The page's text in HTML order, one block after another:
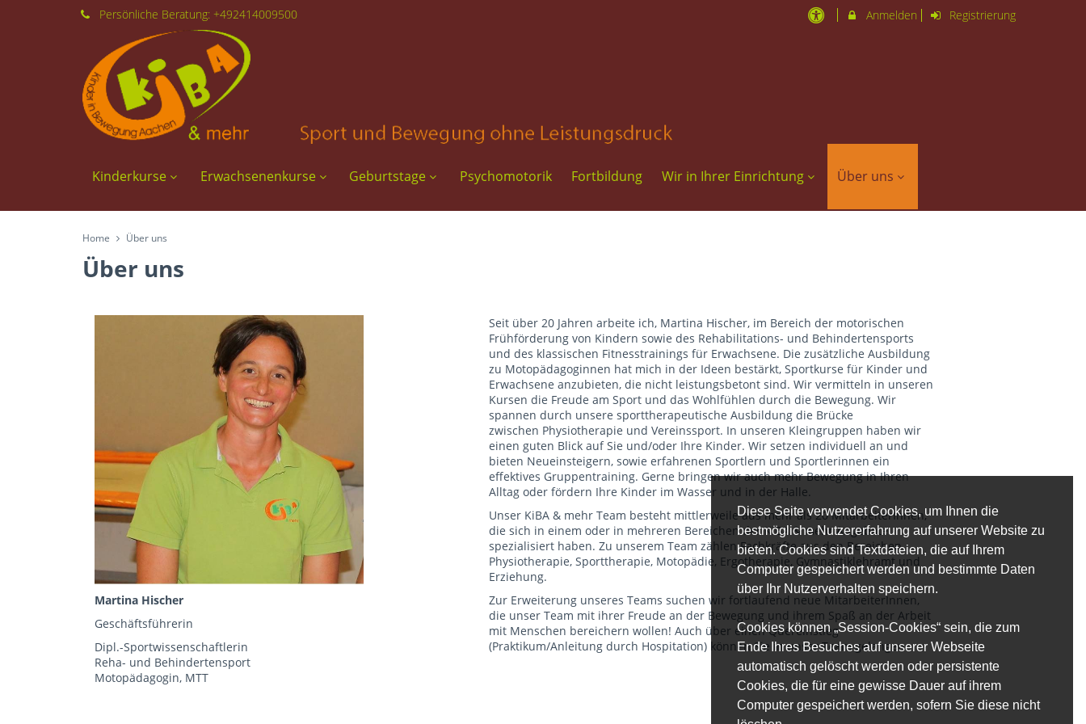
Diese Seite verwendet Cookies, um Ihnen die
bestmögliche Nutzererfahrung auf unserer Website zu
bieten. Cookies sind Textdateien, die auf Ihrem
Computer gespeichert werden und bestimmte Daten
über Ihr Nutzerverhalten speichern.
Cookies können „Session-Cookies“ sein, die zum
Ende Ihres Besuches auf unserer Webseite
automatisch gelöscht werden oder persistente
Cookies, die für eine gewisse Dauer auf ihrem
Computer gespeichert werden, sofern Sie diese nicht
Persönliche Beratung: +492414009500 Anmelden Registrierung
Kinderkurse Erwachsenenkurse Geburtstage Psychomotorik Fortbildung Wir in Ihrer Einrichtung Über uns
Home Über uns
Über uns
Martina Hischer
Geschäftsführerin
Dipl.-Sportwissenschaftlerin
Reha- und Behindertensport
Motopädagogin, MTT
Seit über 20 Jahren arbeite ich, Martina Hischer, im Bereich der motorischen
Frühförderung von Kindern sowie des Rehabilitations- und Behindertensports
und des klassischen Fitnesstrainings für Erwachsene. Die zusätzliche Ausbildung
zu Motopädagoginnen hat mich in der Ideen bestärkt, Sportkurse für Kinder und
Erwachsene anzubieten, die nicht leistungsbetont sind. Wir vermitteln in unseren
Kursen die Freude am Sport und das Wohlfühlen durch die Bewegung. Wir
spannen durch unsere sporttherapeutische Ausbildung die Brücke
zwischen Physiotherapie und Vereinssport. In unseren Kleingruppen haben wir
einen guten Blick auf Sie und/oder Ihre Kinder. Wir setzen individuell an und
bieten Neueinsteigern, sowie erfahrenen Sportlern und Sportlerinnen ein
effektives Gruppentraining. Gerne bringen wir auch mehr Bewegung in Ihren
Alltag oder fördern Ihre Kinder im Wasser und in der Halle.
Unser KiBA & mehr Team besteht mittlerweile aus mehr als 20 MitarbeiterInnen,
die sich in einem oder in mehreren Bereichen der KiBA & mehr Angebote
spezialisiert haben. Zu unserem Team zählen Fachkräfte aus den Bereichen
Physiotherapie, Sporttherapie, Motopädie, Ergotherapie, Gymnastiklehramt und
Erziehung.
Zur Erweiterung unseres Teams suchen wir fortlaufend neue MitarbeiterInnen,
die unser Team mit ihrer Freude an der Bewegung und ihrem Spaß an der Arbeit
mit Menschen bereichern wollen! Auch über einen Quereinstieg
(Praktikum/Anleitung durch Hospitation) können Sie in unser Team gelangen.